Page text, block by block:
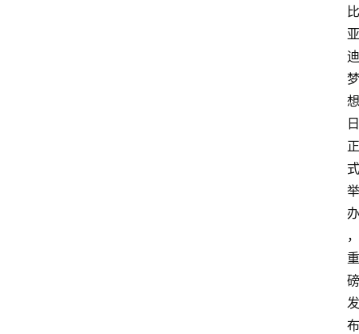
比
亚
迪
梦
想
日
正
式
举
办
，
重
磅
发
布